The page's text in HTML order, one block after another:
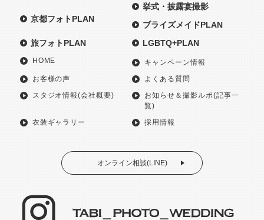
京都フォトPLAN
旅フォトPLAN
挙式・披露宴撮影
ブライズメイドPLAN
LGBTQ+PLAN
HOME
キャンペーン情報
お客様の声
よくある質問
スタジオ情報(会社概要)
お知らせ＆撮影ルポ(記事一
覧)
衣装ギャラリー
採用情報
オンライン相談(LINE)